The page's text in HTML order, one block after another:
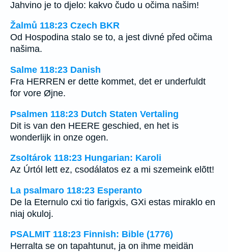
Jahvino je to djelo: kakvo čudo u očima našim!
Žalmů 118:23 Czech BKR
Od Hospodina stalo se to, a jest divné před očima
našima.
Salme 118:23 Danish
Fra HERREN er dette kommet, det er underfuldt
for vore Øjne.
Psalmen 118:23 Dutch Staten Vertaling
Dit is van den HEERE geschied, en het is
wonderlijk in onze ogen.
Zsoltárok 118:23 Hungarian: Karoli
Az Úrtól lett ez, csodálatos ez a mi szemeink elõtt!
La psalmaro 118:23 Esperanto
De la Eternulo cxi tio farigxis, GXi estas miraklo en
niaj okuloj.
PSALMIT 118:23 Finnish: Bible (1776)
Herralta se on tapahtunut, ja on ihme meidän